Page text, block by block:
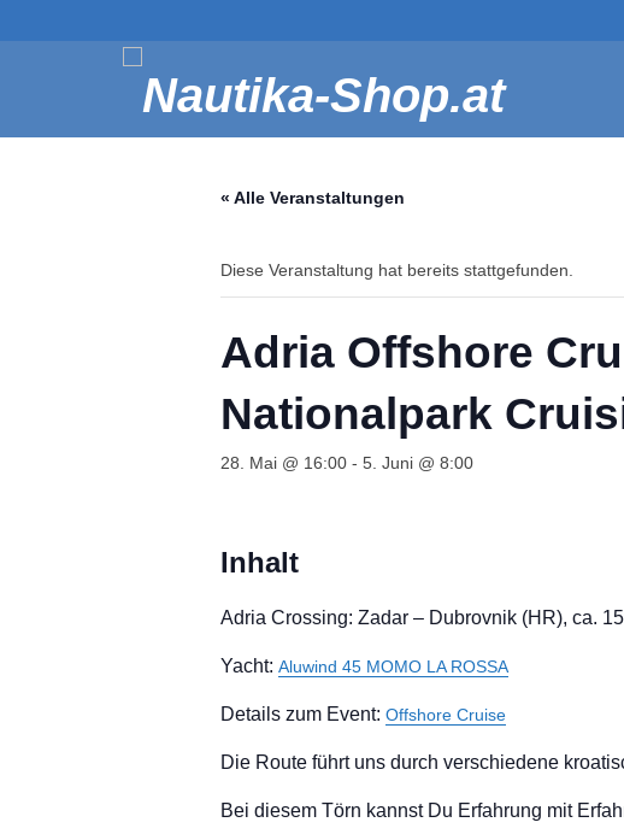
« Alle Veranstaltungen
Diese Veranstaltung hat bereits stattgefunden.
Adria Offshore
Nationalpark
28. Mai @ 16:00 - 5. Juni @ 8:00
Inhalt
Adria Crossing: Zadar – Dubrovnik (HR), ca.
Yacht: Aluwind 45 MOMO LA ROSSA
Details zum Event: Offshore Cruise
Die Route führt uns durch verschiedene
Bei diesem Törn kannst Du Erfahrung mit